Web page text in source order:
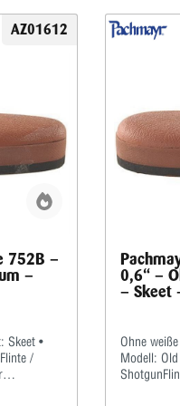
AZ01612
752B –
–
Skeet •
/
0,6“ –
– Skeet
Ohne
Modell: